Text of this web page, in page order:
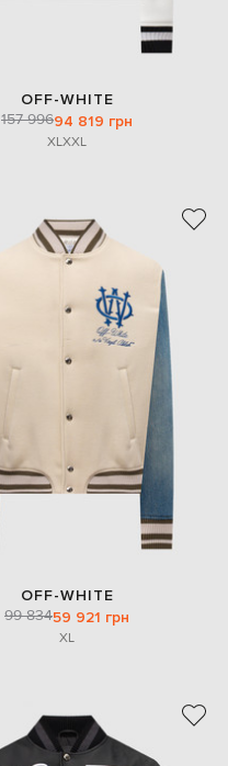
OFF-WHITE
157 99694 819 грн
XLXXL
OFF-WHITE
99 83459 921 грн
XL